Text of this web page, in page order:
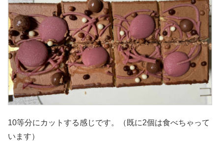
10等分にカットする感じです。（既に2個は食べちゃって
います）